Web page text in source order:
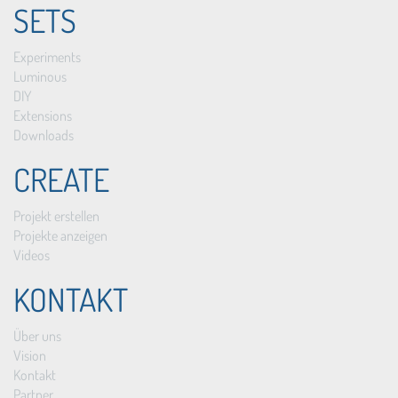
SETS
Experiments
Luminous
DIY
Extensions
Downloads
CREATE
Projekt erstellen
Projekte anzeigen
Videos
KONTAKT
Über uns
Vision
Kontakt
Partner